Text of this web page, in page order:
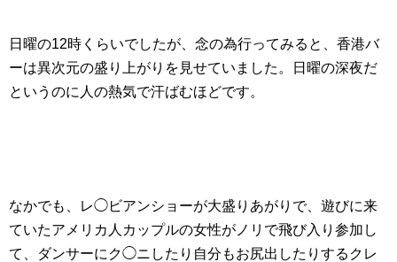
日曜の12時くらいでしたが、念の為行ってみると、香港バ
ーは異次元の盛り上がりを見せていました。日曜の深夜だ
というのに人の熱気で汗ばむほどです。
なかでも、レ◯ビアンショーが大盛りあがりで、遊びに来
ていたアメリカ人カップルの女性がノリで飛び入り参加し
て、ダンサーにク◯ニしたり自分もお尻出したりするクレ